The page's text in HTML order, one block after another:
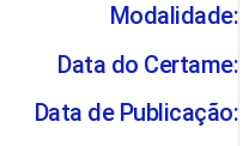
Modalidade:
Data do Certame:
Data de Publicação: